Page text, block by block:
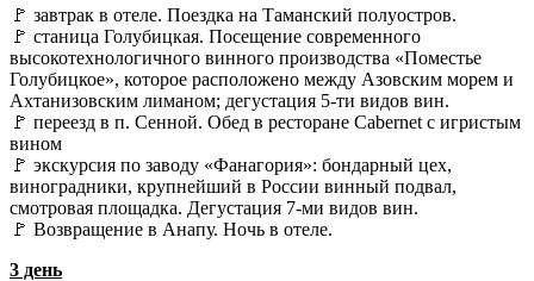
🚩 завтрак в отеле. Поездка на Таманский полуостров.
🚩 станица Голубицкая. Посещение современного
высокотехнологичного винного производства «Поместье
Голубицкое», которое расположено между Азовским морем и
Ахтанизовским лиманом; дегустация 5-ти видов вин.
🚩 переезд в п. Сенной. Обед в ресторане Cabernet с игристым
вином
🚩 экскурсия по заводу «Фанагория»: бондарный цех,
виноградники, крупнейший в России винный подвал,
смотровая площадка. Дегустация 7-ми видов вин.
🚩 Возвращение в Анапу. Ночь в отеле.
3 день